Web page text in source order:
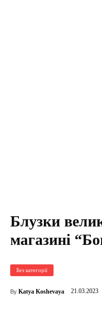
Блузки
магазині
Без категорії
By Katya Koshevaya 21.03.2023